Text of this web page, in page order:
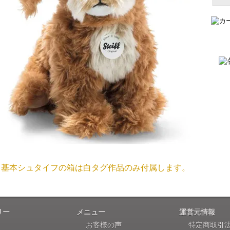
国内で一度検品をしますので、決済確認後、２～４週間での
尚、オーダー注文の場合は４～８週間でのお届けとなります
（稀に、通関手続き等に時間がかかり、納期が遅れる場合が
お願い致します。）
注文のキャンセルは可能ですか？
お取り寄せ商品となっておりますため、仕入先へ発注後のキ
個人情報の漏洩は大丈夫でしょうか？
使用しております。お買い物・お問い合わせで送信される全
保護されますので、ご安心してお買い物をお楽しみください。
埼玉県 S・W 様
「送られる際にメールなどで届けて頂きとて
大阪府 Y・W 様 （男
「取り扱っているNetショップで一番信用
「ベアちゃんの紹介分が丁寧に書かれていたこ
埼玉県 K・I 様 （女
基本シュタイフの箱は白タグ作品のみ付属します。
ー
メニュー
お客様の声
運営元情報
特定商取引